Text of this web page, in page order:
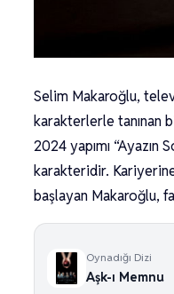
Selim Makaroğlu,
karakterlerle tanınan
2024 yapımı “Ayazın
karakteridir.
başlayan Makaroğlu,
Oynadığı Dizi
Aşk-ı Memnu